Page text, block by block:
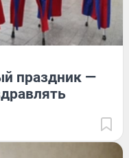
праздник —